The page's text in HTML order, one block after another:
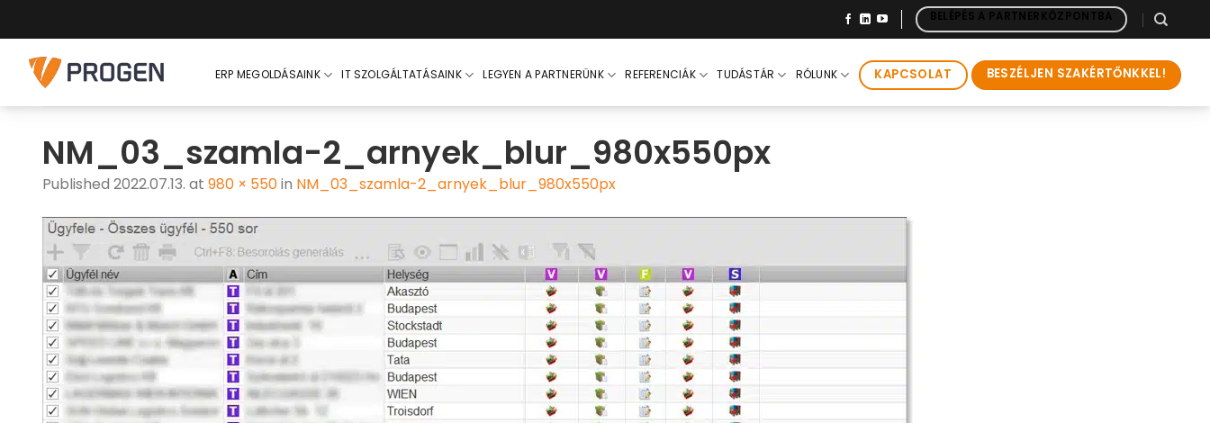
content
BELÉPÉS A PARTNERKÖZPONTBA
ERP MEGOLDÁSAINK IT SZOLGÁLTATÁSAINK LEGYEN A PARTNERÜNK REFERENCIÁK TUDÁSTÁR RÓLUNK KAPCSOLAT BESZÉLJEN SZAKÉRTŐNKKEL!
NM_03_szamla-2_arnyek_blur_980x550px
Published 2022.07.13. at 980 × 550in NM_03_szamla-2_arnyek_blur_980x550px